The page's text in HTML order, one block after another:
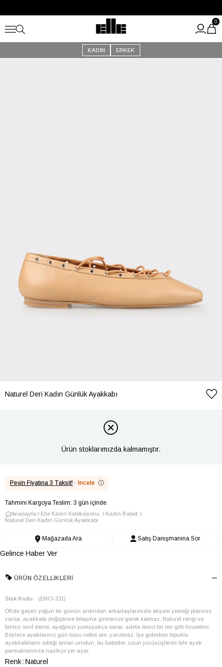
Kargo Ücretsiz!
KADIN ERKEK
0
Naturel Deri Kadın Günlük Ayakkabı
Ürün stoklarımızda kalmamıştır.
Peşin Fiyatına 3 Taksit! · İncele ⓘ
Tahmini Kargoya Teslim: 3 gün içinde
Anasayfa Elle Kadın Koleksiyonu
Kadın Babet
Naturel Deri Kadın Günlük Ayakkabı
Mağazada Ara Satış Danışmanına Sor
Gelince Haber Ver
ÜRÜN ÖZELLIKLERI
Stok Kodu (ENCI-231)
Ofiste geçen yoğun bir günün ardından arkadaşlarınızla akşam yemeği planınız
varsa, ayakkabı değiştirme telaşına girmenize gerek kalmaz. Naturel rengi ve
birinci sınıf derisi, ayağınızı yumuşakça sarar, adeta ikinci bir ten gibi hissettirir.
Böylece ayaklarınız gün boyu nefes alır, yorulmaz. İşe giderken topuklu
ayakkabıların sıktığı anları unutun; bu babetler, uzun yürüyüşlerde bile ayak
parmaklarınıza nazikçe yer açar.
Renk Naturel